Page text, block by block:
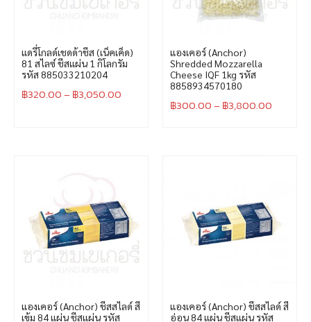
แดรี่โกลด์เชดด้าชีส (เน็คเค็ด)
81 สไลซ์ ชีสแผ่น 1 กิโลกรัม
รหัส 885033210204
฿320.00– ฿3,050.00
แองเคอร์ (Anchor)
Shredded Mozzarella
Cheese IQF 1kg รหัส
8858934570180
฿300.00– ฿3,800.00
แองเคอร์ (Anchor) ชีสสไลด์ สี
เข้ม 84 แผ่น ชีสแผ่น รหัส
แองเคอร์ (Anchor) ชีสสไลด์ สี
อ่อน 84 แผ่น ชีสแผ่น รหัส